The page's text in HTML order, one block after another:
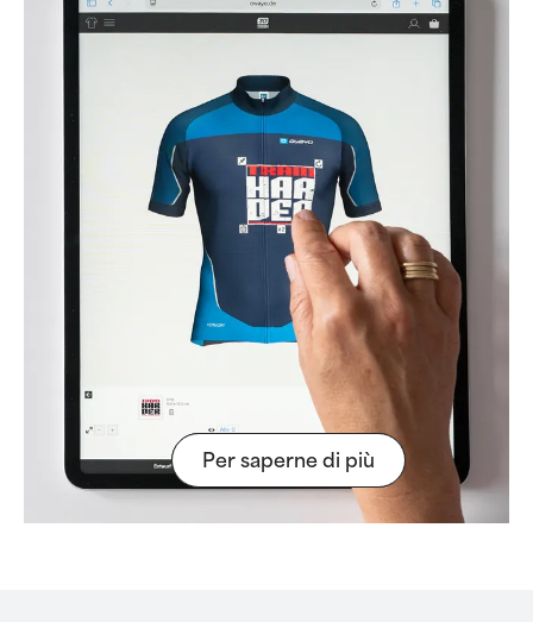
Per saperne di più
Per saperne di più